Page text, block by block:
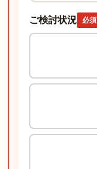
ご検討状況 必須